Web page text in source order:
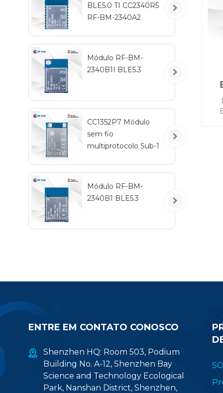
BLE5.0 TI CC2340R5
RF-BM-2340A2
Módulo RF-BM-
2340B1I BLE5.3
CC1352P7 Módulo
sem fio
multiprotocolo Sub-1
Módulo RF-BM-
2340B1 BLE5.3
ENTRE EM CONTATO CONOSCO
Shenzhen HQ: Room 503, Podium
Building No. A-12, Shenzhen Bay
Science and Technology Ecological
Park, Nanshan District, Shenzhen,